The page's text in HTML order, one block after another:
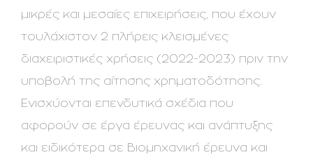
μικρές και μεσαίες επιχειρήσεις, που έχουν
τουλάχιστον 2 πλήρεις κλεισμένες
διαχειριστικές χρήσεις (2022-2023) πριν την
υποβολή της αίτησης χρηματοδότησης.
Ενισχύονται επενδυτικά σχέδια που
αφορούν σε έργα έρευνας και ανάπτυξης
και ειδικότερα σε Βιομηχανική έρευνα και